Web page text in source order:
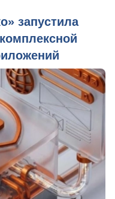
запустила